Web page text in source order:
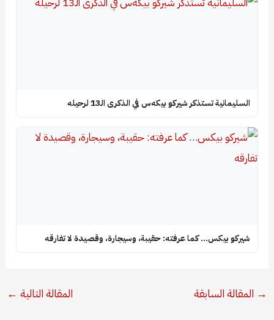
السليمانية تستذكر شيركو بيكه‌س في الذكرى الـ13 لرحيله
شيركو بيكس… كما عرفته: حقيبة، وسيجارة، وقصيدة لا تفارقه
→ المقالة السابقة المقالة التالية ←